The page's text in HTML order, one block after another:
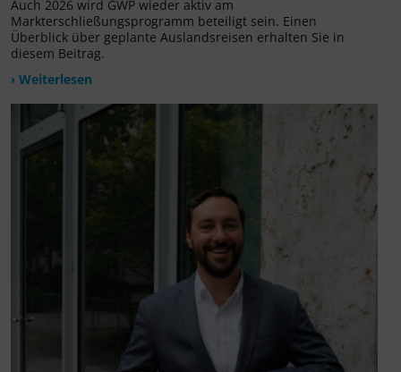
Auch 2026 wird GWP wieder aktiv am
Markterschließungsprogramm beteiligt sein. Einen
Überblick über geplante Auslandsreisen erhalten Sie in
diesem Beitrag.
› Weiterlesen